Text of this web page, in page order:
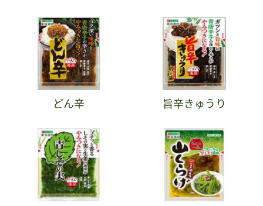
どん辛 旨辛きゅうり